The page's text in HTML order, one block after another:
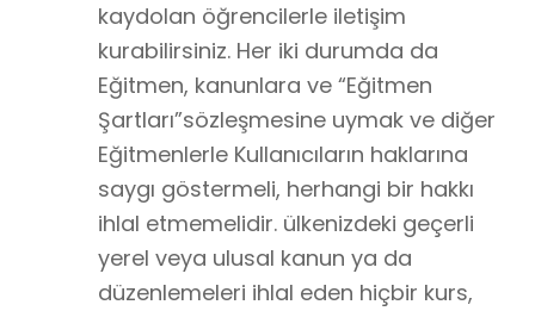
kaydolan öğrencilerle iletişim
kurabilirsiniz. Her iki durumda da
Eğitmen, kanunlara ve “Eğitmen
Şartları”sözleşmesine uymak ve diğer
Eğitmenlerle Kullanıcıların haklarına
saygı göstermeli, herhangi bir hakkı
ihlal etmemelidir. ülkenizdeki geçerli
yerel veya ulusal kanun ya da
düzenlemeleri ihlal eden hiçbir kurs,